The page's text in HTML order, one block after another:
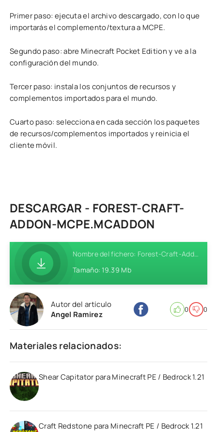
Primer paso: ejecuta el archivo descargado, con lo que
importarás el complemento/textura a MCPE.
Segundo paso: abre Minecraft Pocket Edition y ve a la
configuración del mundo.
Tercer paso: instala los conjuntos de recursos y
complementos importados para el mundo.
Cuarto paso: selecciona en cada sección los paquetes
de recursos/complementos importados y reinicia el
cliente móvil.
DESCARGAR - FOREST-CRAFT-
ADDON-MCPE.MCADDON
Nombre del fichero: Forest-Craft-Addon-MCPE.mcaddon
Tamaño: 19.39 Mb
Autor del artículo
Angel Ramirez
0 0
Materiales relacionados:
Shear Capitator para Minecraft PE / Bedrock 1.21
Craft Redstone para Minecraft PE / Bedrock 1.21